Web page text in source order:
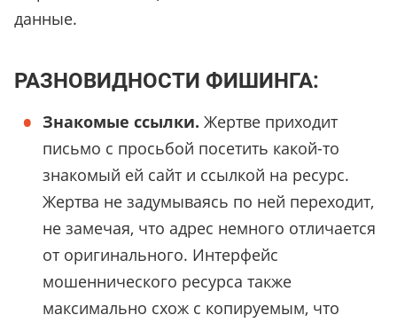
данные.
РАЗНОВИДНОСТИ ФИШИНГА:
Знакомые ссылки. Жертве приходит
письмо с просьбой посетить какой-то
знакомый ей сайт и ссылкой на ресурс.
Жертва не задумываясь по ней переходит,
не замечая, что адрес немного отличается
от оригинального. Интерфейс
мошеннического ресурса также
максимально схож с копируемым, что